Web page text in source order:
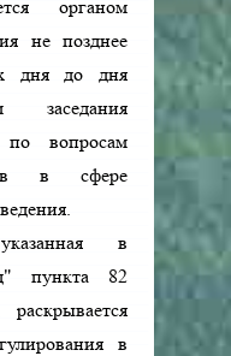
органом
не позднее
дня до дня
заседания
по вопросам
в сфере
в
пункта 82
в